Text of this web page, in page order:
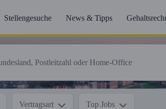
Stellengesuche News & Tipps
Vertragsart Top Jobs